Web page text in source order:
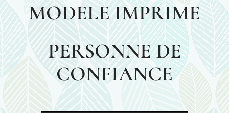
MODELE IMPRIME
PERSONNE DE
CONFIANCE